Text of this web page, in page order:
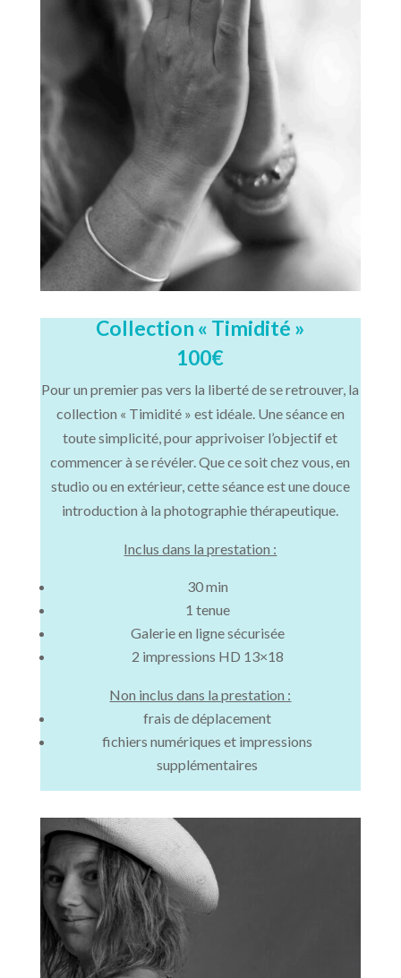
Collection « Timidité »
100€
Pour un premier pas vers la liberté de se retrouver, la
collection « Timidité » est idéale. Une séance en
toute simplicité, pour apprivoiser l’objectif et
commencer à se révéler. Que ce soit chez vous, en
studio ou en extérieur, cette séance est une douce
introduction à la photographie thérapeutique.
Inclus dans la prestation :
30 min
1 tenue
Galerie en ligne sécurisée
2 impressions HD 13×18
Non inclus dans la prestation :
frais de déplacement
fichiers numériques et impressions
supplémentaires